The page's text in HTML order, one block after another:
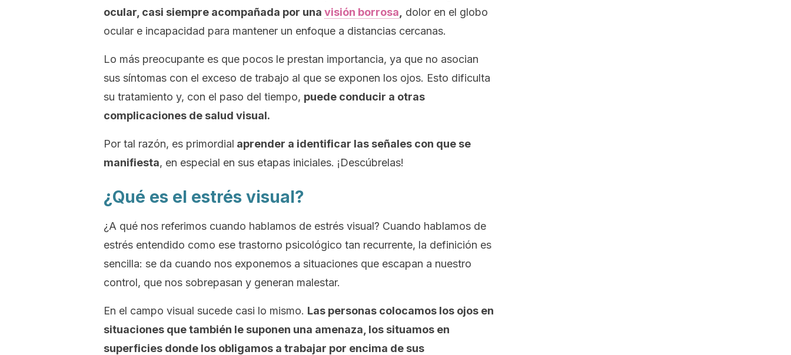
ocular, casi siempre acompañada por una visión borrosa
dolor en el globo
ocular e incapacidad para mantener un enfoque a distancias cercanas.
Lo más preocupante es que pocos le prestan importancia, ya que no asocian
sus síntomas con el exceso de trabajo al que se exponen los ojos. Esto dificulta
su tratamiento y, con el paso del tiempo, puede conducir a otras
complicaciones de salud visual.
Por tal razón, es primordial aprender a identificar las señales con que se
manifiesta, en especial en sus etapas iniciales. ¡Descúbrelas!
¿Qué es el estrés visual?
¿A qué nos referimos cuando hablamos de estrés visual? Cuando hablamos de
estrés entendido como ese trastorno psicológico tan recurrente, la definición es
sencilla: se da cuando nos exponemos a situaciones que escapan a nuestro
control, que nos sobrepasan y generan malestar.
En el campo visual sucede casi lo mismo. Las personas colocamos los ojos en
situaciones que también le suponen una amenaza, los situamos en
superficies donde los obligamos a trabajar por encima de sus